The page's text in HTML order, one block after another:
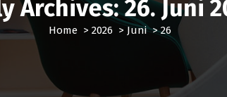
Archives: 26. Juni
Home > 2026 > Juni>26